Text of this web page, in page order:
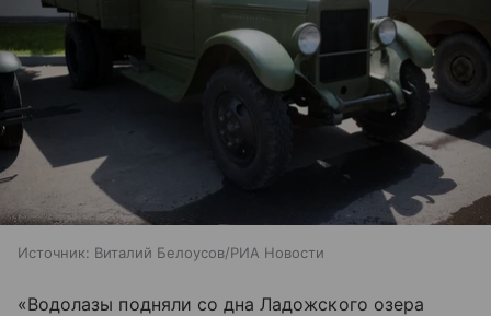
Источник: Виталий Белоусов/РИА Новости
«Водолазы подняли со дна Ладожского озера